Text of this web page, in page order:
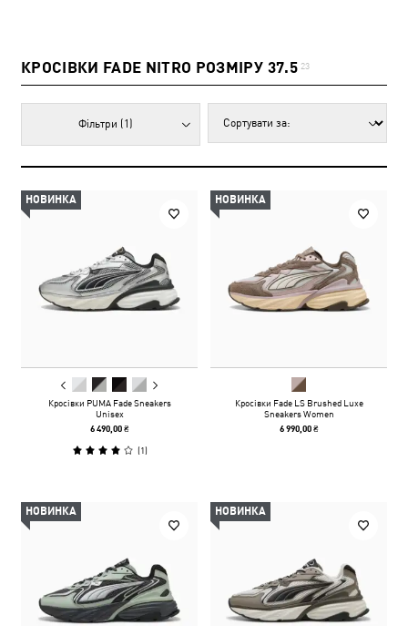
КРОСІВКИ FADE NITRO РОЗМІРУ 37.5 23
Фільтри (1)
НОВИНКА
Кросівки PUMA Fade Sneakers
Unisex
6 490,00 ₴
(1)
НОВИНКА
Кросівки Fade LS Brushed Luxe
Sneakers Women
6 990,00 ₴
НОВИНКА НОВИНКА